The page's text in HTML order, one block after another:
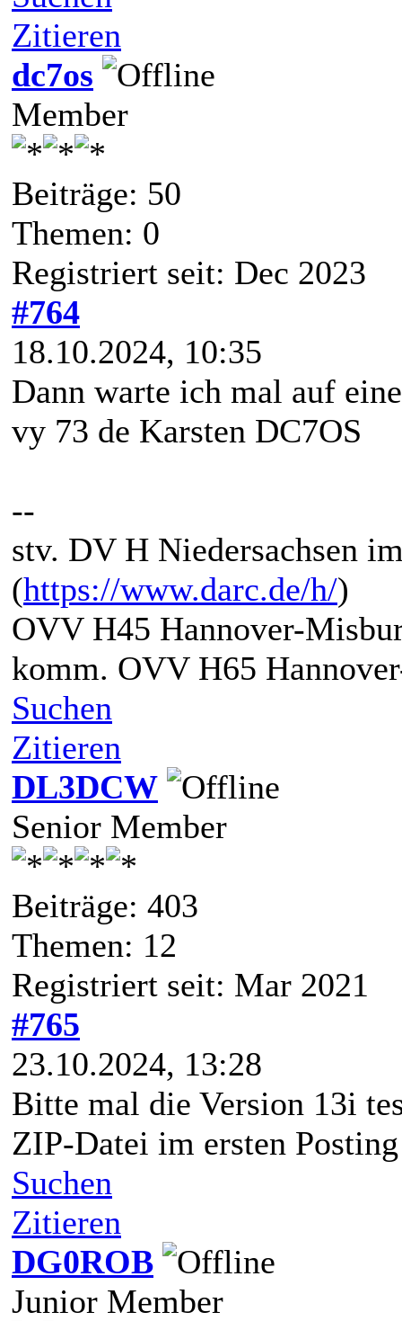
Zitieren
dc7os
Member
Beiträge: 50
Themen: 0
Registriert seit: Dec 2023
#764
18.10.2024, 10:35
Dann warte ich mal auf
vy 73 de Karsten DC7OS
--
stv. DV H Niedersachsen
(https://www.darc.de/h/)
OVV H45 Hannover-
komm. OVV H65
Suchen
Zitieren
DL3DCW
Senior Member
Beiträge: 403
Themen: 12
Registriert seit: Mar 2021
#765
23.10.2024, 13:28
Bitte mal die Version 13i
ZIP-Datei im ersten
Suchen
Zitieren
DG0ROB
Junior Member